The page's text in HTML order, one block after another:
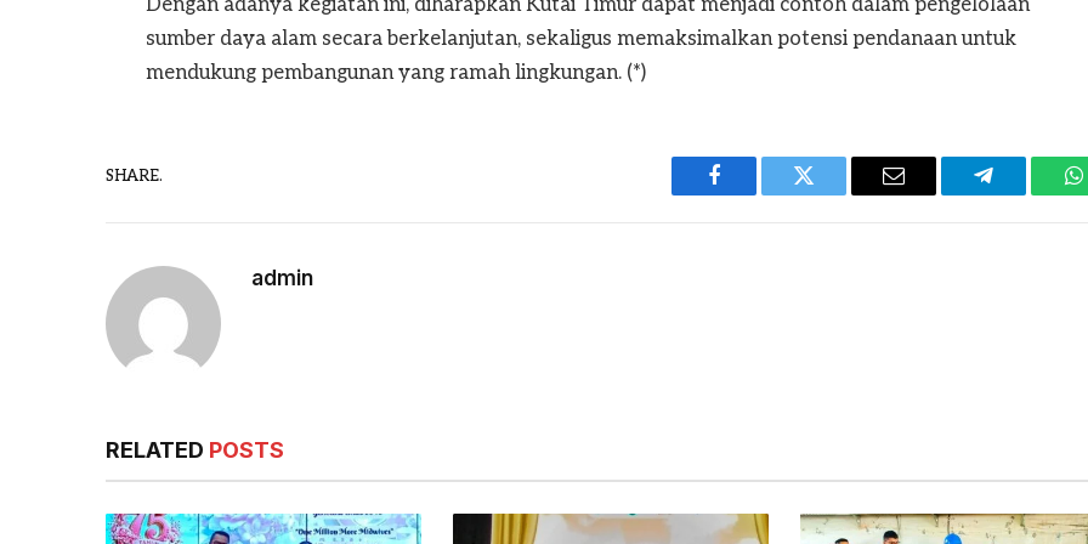
Dengan adanya kegiatan ini, diharapkan Kutai Timur dapat menjadi contoh dalam pengelolaan
sumber daya alam secara berkelanjutan, sekaligus memaksimalkan potensi pendanaan untuk
mendukung pembangunan yang ramah lingkungan. (*)
SHARE.
Facebook Twitter Email Telegram
admin
RELATED POSTS